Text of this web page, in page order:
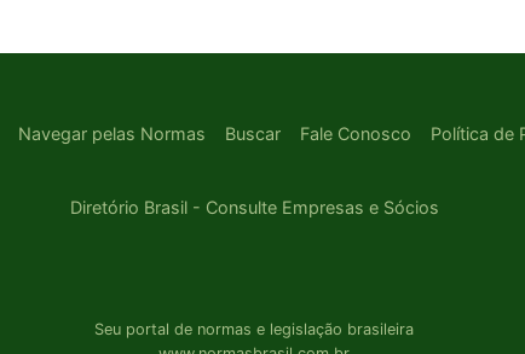
Navegar pelas Normas Buscar Fale Conosco Política de
Diretório Brasil - Consulte Empresas e Sócios
Seu portal de normas e legislação brasileira